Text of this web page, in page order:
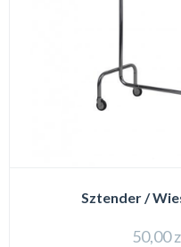
Sztender /
50,00